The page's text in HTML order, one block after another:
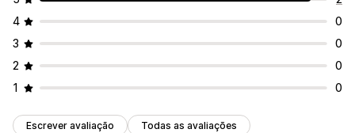
4
0
3
0
2
0
1
0
Escrever avaliação Todas as avaliações